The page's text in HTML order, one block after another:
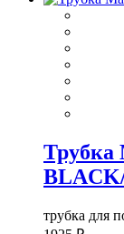
Трубка
трубка для